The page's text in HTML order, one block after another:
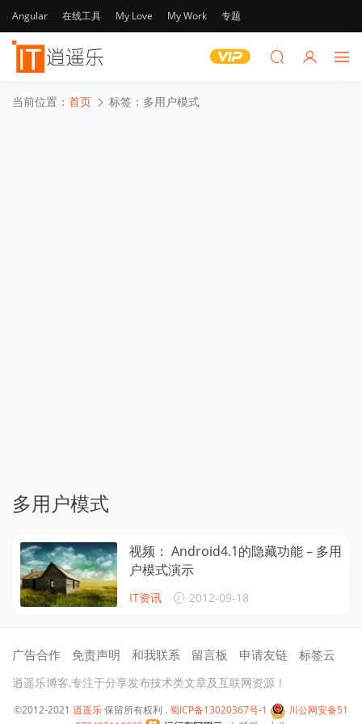
Angular 在线工具 My Love My Work 专题
当前位置： 首页 标签：多用户模式
多用户模式
视频： Android4.1的隐藏功能 – 多用
户模式演示
IT资讯 2012-09-18
广告合作 免责声明 和我联系 留言板 申请友链 标签云
逍遥乐博客,专注于分享发布技术类文章及互联网资源！
©2012-2021 逍遥乐保留所有权利 . 蜀ICP备13020367号-1
川公网安备51